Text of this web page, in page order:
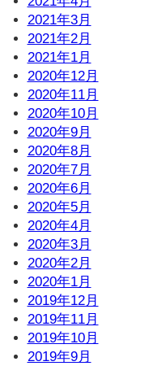
2021年3月
2021年2月
2021年1月
2020年12月
2020年11月
2020年10月
2020年9月
2020年8月
2020年7月
2020年6月
2020年5月
2020年4月
2020年3月
2020年2月
2020年1月
2019年12月
2019年11月
2019年10月
2019年9月